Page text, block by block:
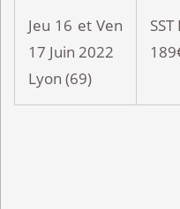
Jeu 16 et Ven
17 Juin 2022
Lyon (69)